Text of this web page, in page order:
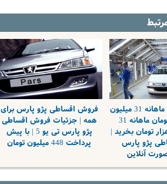
فقط با پرداخت ماهانه 31 میلیون
و 891 هزار تومان ماهانه 31
و 891 هزار تومان بخرید |
پژو پارس
آنلاین
فروش اقساطی پژو پارس برای
همه | جزئیات فروش اقساطی
پژو پارس تی یو 5 | با پیش
پرداخت 448 میلیون تومان